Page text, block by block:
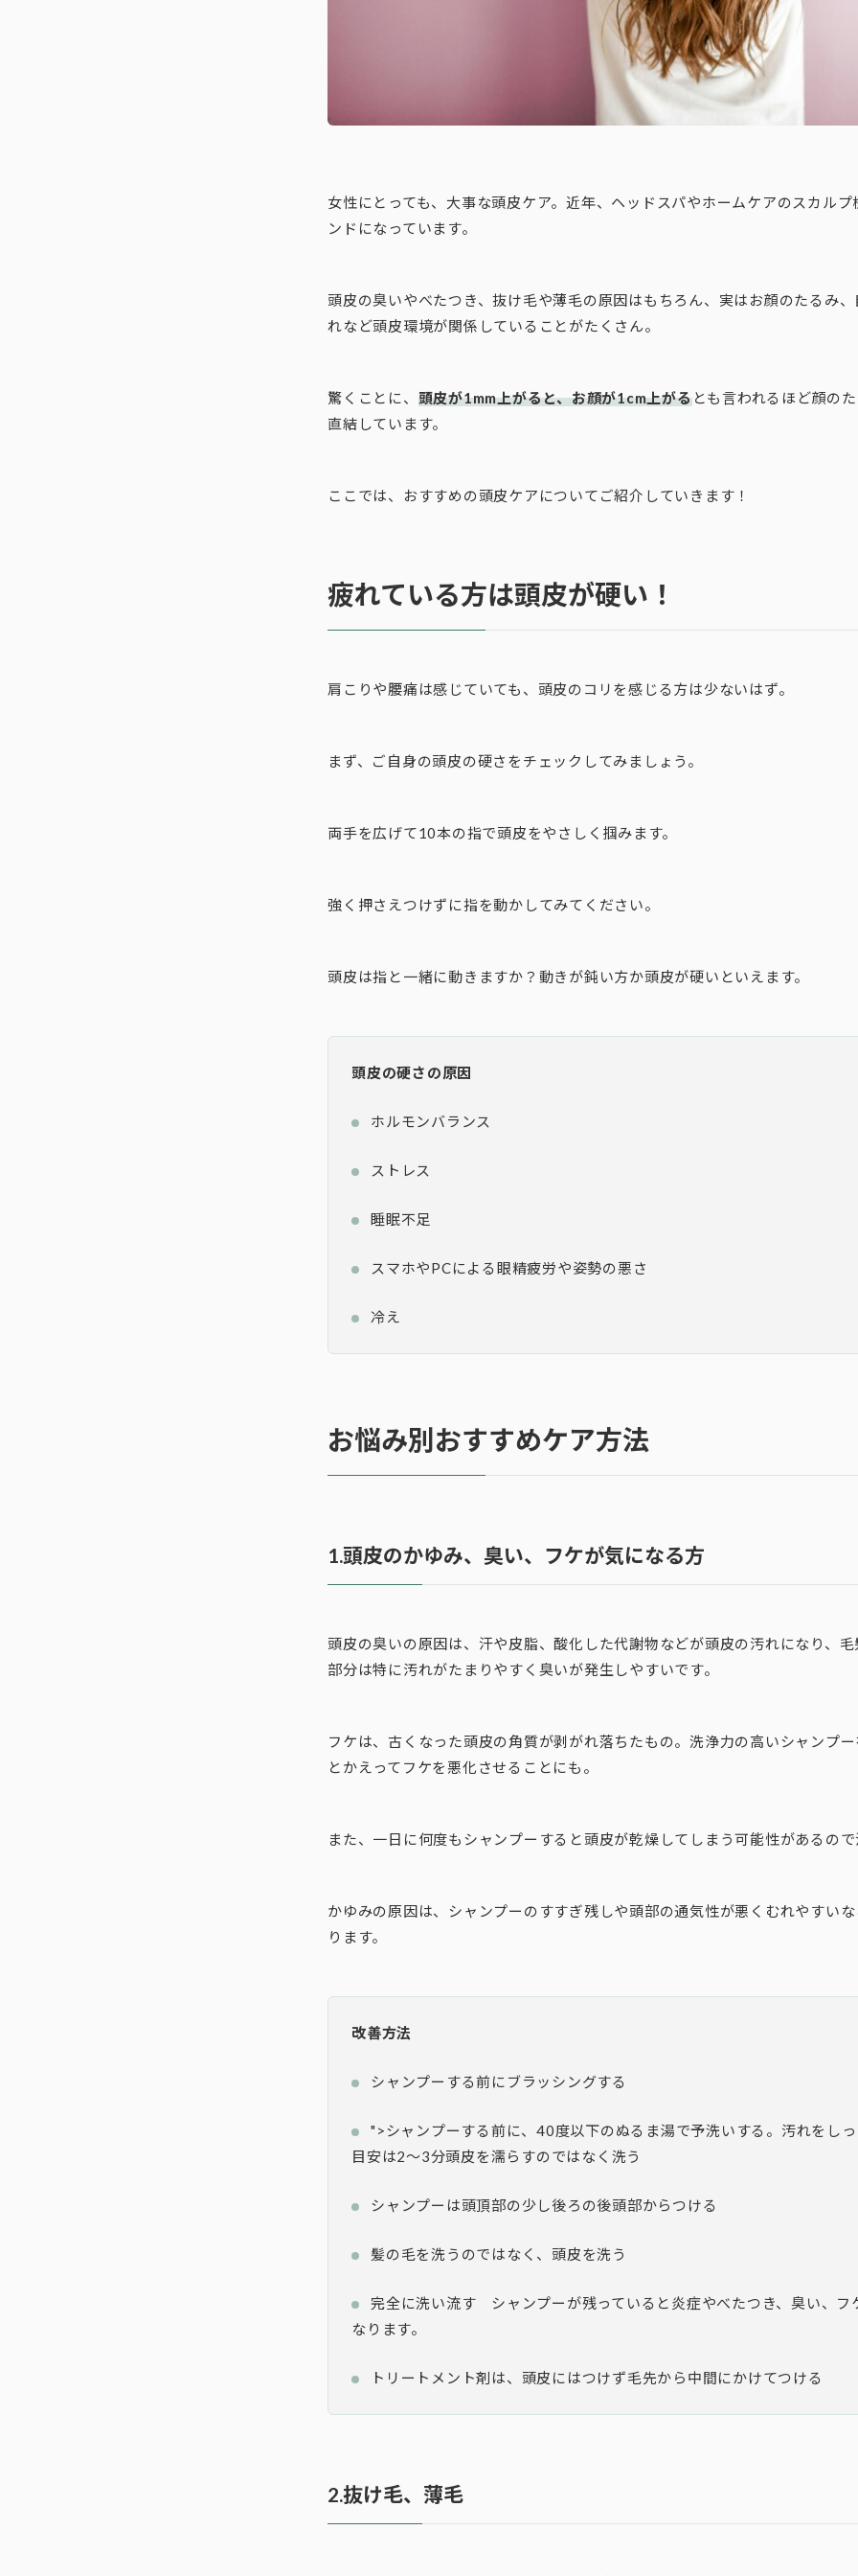
女性にとっても、大事な頭皮ケア。近年、ヘッドスパやホームケアのスカルプ
ンドになっています。
頭皮の臭いやべたつき、抜け毛や薄毛の原因はもちろん、実はお顔のたるみ
れなど頭皮環境が関係していることがたくさん。
驚くことに、 頭皮が1mm上がると、お顔が1cm上がるとも言われるほど顔の
直結しています。
ここでは、おすすめの頭皮ケアについてご紹介していきます！
疲れている方は頭皮が硬い！
肩こりや腰痛は感じていても、頭皮のコリを感じる方は少ないはず。
まず、ご自身の頭皮の硬さをチェックしてみましょう。
両手を広げて10本の指で頭皮をやさしく掴みます。
強く押さえつけずに指を動かしてみてください。
頭皮は指と一緒に動きますか？動きが鈍い方か頭皮が硬いといえます。
頭皮の硬さの原因
ホルモンバランス
ストレス
睡眠不足
スマホやPCによる眼精疲労や姿勢の悪さ
冷え
お悩み別おすすめケア方法
1.頭皮のかゆみ、臭い、フケが気になる方
頭皮の臭いの原因は、汗や皮脂、酸化した代謝物などが頭皮の汚れになり、毛
部分は特に汚れがたまりやすく臭いが発生しやすいです。
フケは、古くなった頭皮の角質が剥がれ落ちたもの。洗浄力の高いシャンプー
とかえってフケを悪化させることにも。
また、一日に何度もシャンプーすると頭皮が乾燥してしまう可能性があるので
かゆみの原因は、シャンプーのすすぎ残しや頭部の通気性が悪くむれやすい
ります。
改善方法
シャンプーする前にブラッシングする
">シャンプーする前に、40度以下のぬるま湯で予洗いする。汚れをし
目安は2～3分頭皮を濡らすのではなく洗う
シャンプーは頭頂部の少し後ろの後頭部からつける
髪の毛を洗うのではなく、頭皮を洗う
完全に洗い流す シャンプーが残っていると炎症やべたつき、臭い、フ
なります。
トリートメント剤は、頭皮にはつけず毛先から中間にかけてつける
2.抜け毛、薄毛